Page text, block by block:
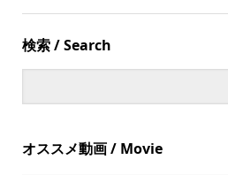
検索 / Search
オススメ動画 / Movie